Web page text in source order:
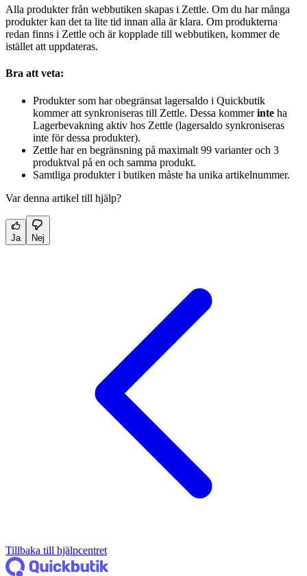
Alla produkter från webbutiken skapas i Zettle. Om du har många
produkter kan det ta lite tid innan alla är klara. Om produkterna
redan finns i Zettle och är kopplade till webbutiken, kommer de
istället att uppdateras.
Bra att veta:
Produkter som har obegränsat lagersaldo i Quickbutik
kommer att synkroniseras till Zettle. Dessa kommerinte ha
Lagerbevakning aktiv hos Zettle (lagersaldo synkroniseras
inte för dessa produkter).
Zettle har en begränsning på maximalt 99 varianter och 3
produktval på en och samma produkt.
Samtliga produkter i butiken måste ha unika artikelnummer.
Var denna artikel till hjälp?
Ja Nej
Tillbaka till hjälpcentret